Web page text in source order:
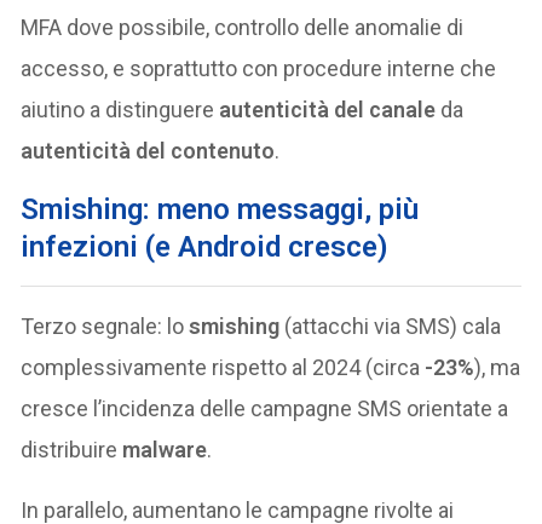
MFA dove possibile, controllo delle anomalie di
accesso, e soprattutto con procedure interne che
aiutino a distinguere autenticità del canale da
autenticità del contenuto.
Smishing: meno messaggi, più
infezioni (e Android cresce)
Terzo segnale: losmishing (attacchi via SMS) cala
complessivamente rispetto al 2024 (circa -23%), ma
cresce l’incidenza delle campagne SMS orientate a
distribuire malware.
In parallelo, aumentano le campagne rivolte ai